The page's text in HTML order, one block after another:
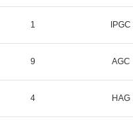
1 IPGC
9 AGC
4 HAG